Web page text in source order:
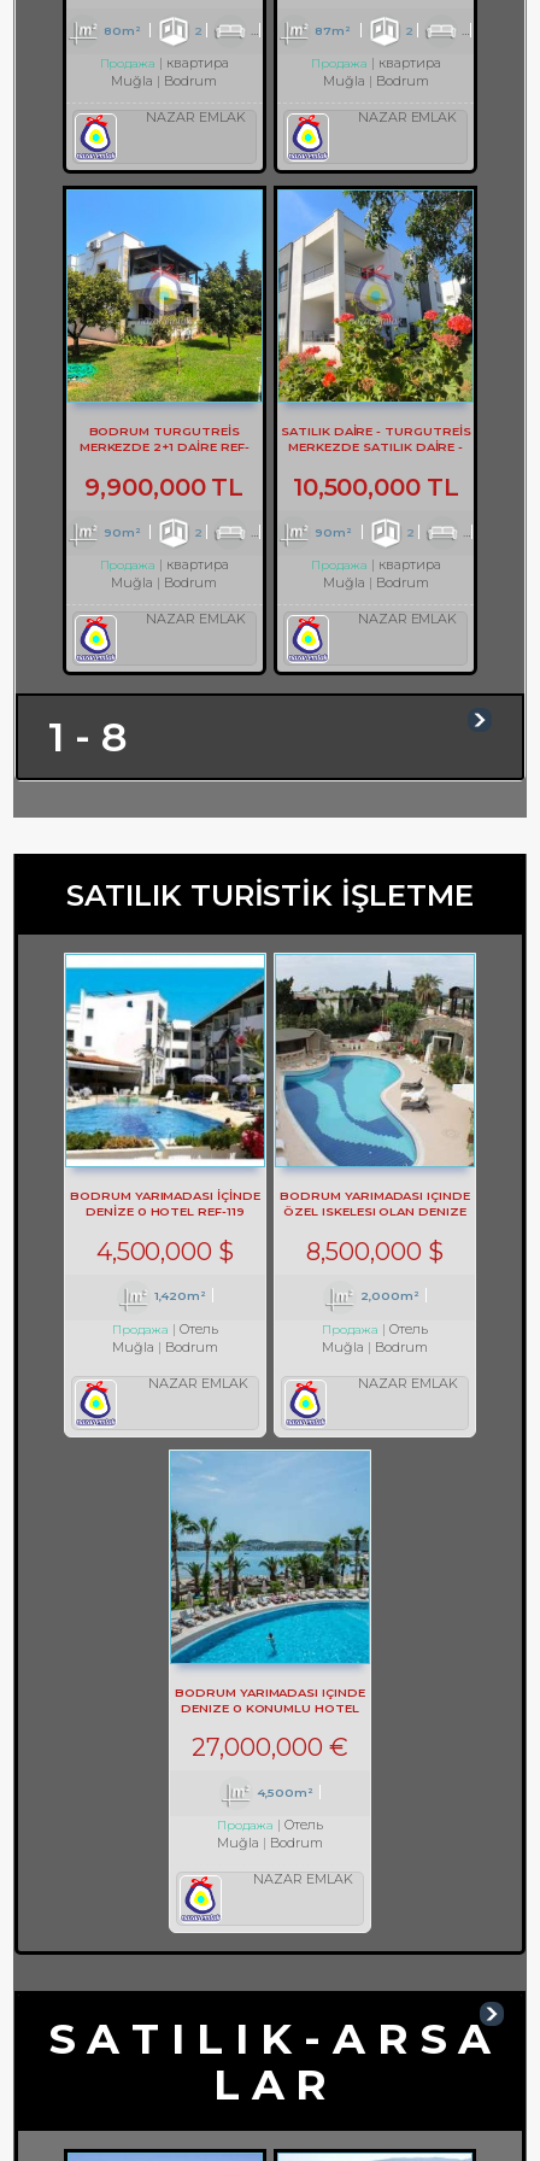
80m² 2 1
Продажа
квартира
Muğla
Bodrum
NAZAR EMLAK
87m² 2
Продажа
квартира
Muğla
Bodrum
NAZAR EMLAK
BODRUM TURGUTREİS
MERKEZDE 2+1 DAİRE REF-
9,900,000 TL
90m² 2 1
Продажа
квартира
Muğla
Bodrum
NAZAR EMLAK
SATILIK DAİRE - TURGUTREİS
MERKEZDE SATILIK DAİRE -
10,500,000 TL
90m² 2
Продажа
квартира
Muğla
Bodrum
NAZAR EMLAK
1 - 8
SATILIK TURİSTİK İŞLETME
BODRUM YARIMADASI İÇİNDE
DENİZE 0 HOTEL REF-119
4,500,000 $
1,420m²
Продажа
Отель
Muğla
Bodrum
NAZAR EMLAK
BODRUM YARIMADASI IÇINDE
ÖZEL ISKELESI OLAN DENIZE
REF-98
8,500,000 $
2,000m²
Продажа
Отель
Muğla
Bodrum
NAZAR EMLAK
BODRUM YARIMADASI IÇINDE
DENIZE 0 KONUMLU HOTEL
27,000,000 €
4,500m²
Продажа
Отель
Muğla
Bodrum
NAZAR EMLAK
S A T I L I K - A R S A
L A R